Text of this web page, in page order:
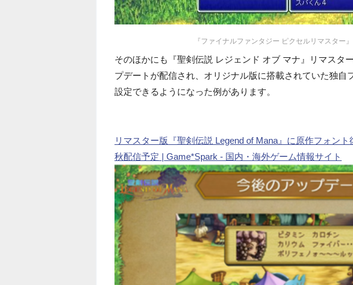
『ファイナルファンタジー ピクセルリマスター
そのほかにも『聖剣伝説 レジェンド オブ マナ』リマスタ
プデートが配信され、オリジナル版に搭載されていた独自
設定できるようになった例があります。
リマスター版『聖剣伝説 Legend of Mana』に原作フォン
秋配信予定 | Game*Spark - 国内・海外ゲーム情報サイト